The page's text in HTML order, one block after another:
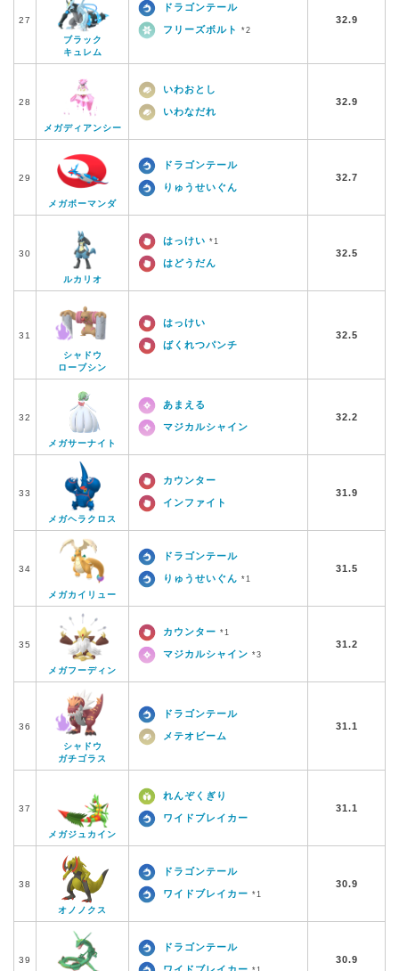
27
ブラック
キュレム
ドラゴンテール
フリーズボルト *2
32.9
28
メガディアンシー
いわおとし
いわなだれ
32.9
29
メガボーマンダ
ドラゴンテール
りゅうせいぐん
32.7
30
ルカリオ
はっけい *1
はどうだん
32.5
31
シャドウ
ローブシン
はっけい
ばくれつパンチ
32.5
32
メガサーナイト
あまえる
マジカルシャイン
32.2
33
メガヘラクロス
カウンター
インファイト
31.9
34
メガカイリュー
ドラゴンテール
りゅうせいぐん *1
31.5
35
メガフーディン
カウンター *1
マジカルシャイン *3
31.2
36
シャドウ
ガチゴラス
ドラゴンテール
メテオビーム
31.1
37
メガジュカイン
れんぞくぎり
ワイドブレイカー
31.1
38
オノノクス
ドラゴンテール
ワイドブレイカー *1
30.9
39
ドラゴンテール
30.9